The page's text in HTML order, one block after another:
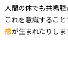
人間の体でも共鳴腔
これを意識すること
感が生まれたりしま